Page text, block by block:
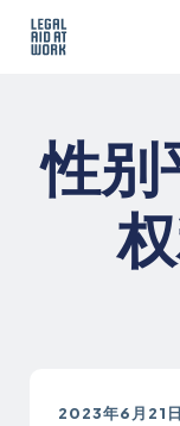
Work
性别
2023年6月21日